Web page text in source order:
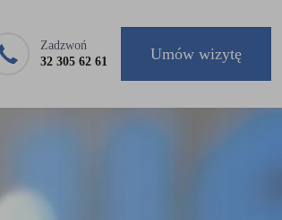
Zadzwoń
32 305 62 61
Umów wizytę